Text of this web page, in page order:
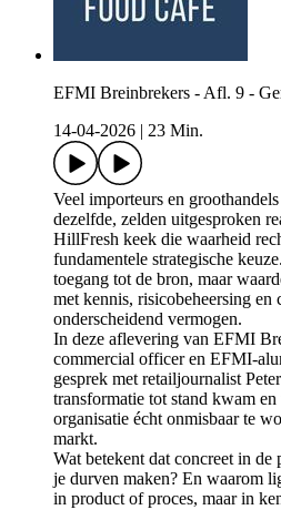
EFMI Breinbrekers - Afl. 9 -
14-04-2026
23 Min.
Veel importeurs en
dezelfde, zelden uitgesproken
HillFresh keek die waarheid
fundamentele strategische
toegang tot de bron, maar
met kennis, risicobeheersing en
onderscheidend vermogen.
In deze aflevering van EFMI
commercial officer en EFMI-
gesprek met retailjournalist
transformatie tot stand kwam
organisatie écht onmisbaar te
markt.
Wat betekent dat concreet in
je durven maken? En waarom
in product of proces, maar in